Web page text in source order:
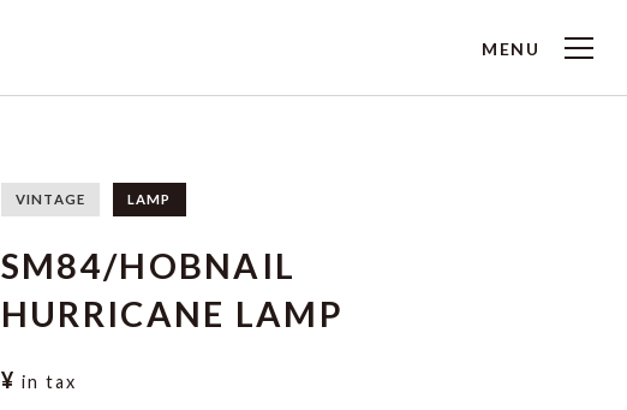
MENU
VINTAGE LAMP
SM84/HOBNAIL
HURRICANE LAMP
¥in tax